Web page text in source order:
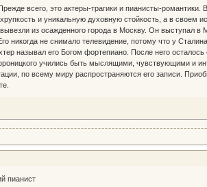
всего, это актеры-трагики и пианисты-
и уникальную духовную стойкость, а в своем
из осажденного города в Москву. Он выступал
никогда не снимало телевидение, потому что у
называл его Богом фортепиано. После него осталось
учились быть мыслящими, чувствующими и
по всему миру распространяются его записи.
пианист